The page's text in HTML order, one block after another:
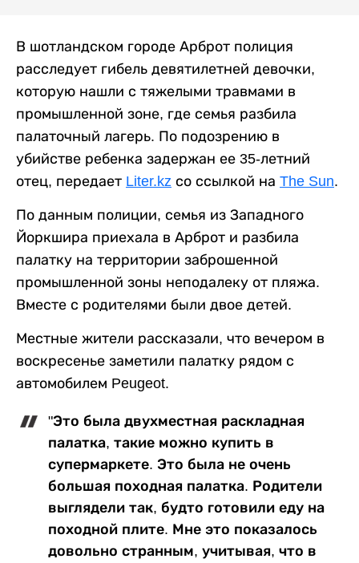
В шотландском городе Арброт полиция
расследует гибель девятилетней девочки,
которую нашли с тяжелыми травмами в
промышленной зоне, где семья разбила
палаточный лагерь. По подозрению в
убийстве ребенка задержан ее 35-летний
отец, передает Liter.kz со ссылкой на The Sun.
По данным полиции, семья из Западного
Йоркшира приехала в Арброт и разбила
палатку на территории заброшенной
промышленной зоны неподалеку от пляжа.
Вместе с родителями были двое детей.
Местные жители рассказали, что вечером в
воскресенье заметили палатку рядом с
автомобилем Peugeot.
"Это была двухместная раскладная
палатка, такие можно купить в
супермаркете. Это была не очень
большая походная палатка. Родители
выглядели так, будто готовили еду на
походной плите. Мне это показалось
довольно странным, учитывая, что в